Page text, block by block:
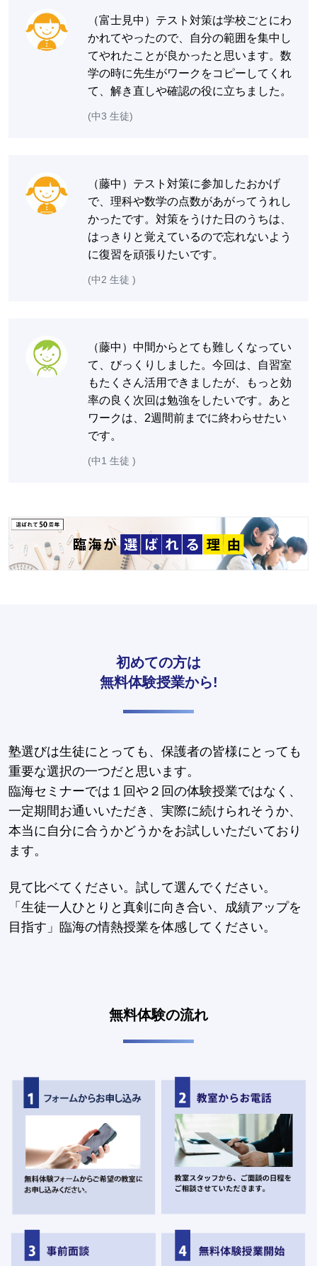
（富士見中）テスト対策は学校ごとにわ
かれてやったので、自分の範囲を集中し
てやれたことが良かったと思います。数
学の時に先生がワークをコピーしてくれ
て、解き直しや確認の役に立ちました。
(中3 生徒)
（藤中）テスト対策に参加したおかげ
で、理科や数学の点数があがってうれし
かったです。対策をうけた日のうちは、
はっきりと覚えているので忘れないよう
に復習を頑張りたいです。
(中2 生徒 )
（藤中）中間からとても難しくなってい
て、びっくりしました。今回は、自習室
もたくさん活用できましたが、もっと効
率の良く次回は勉強をしたいです。あと
ワークは、2週間前までに終わらせたい
です。
(中1 生徒 )
初めての方は
無料体験授業から!
塾選びは生徒にとっても、保護者の皆様にとっても
重要な選択の一つだと思います。
臨海セミナーでは１回や２回の体験授業ではなく、
一定期間お通いいただき、実際に続けられそうか、
本当に自分に合うかどうかをお試しいただいており
ます。
見て比ベてください。試して選んでください。
「生徒一人ひとりと真剣に向き合い、成績アップを
目指す」臨海の情熱授業を体感してください。
無料体験の流れ